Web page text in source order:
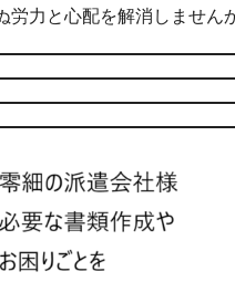
力と心配を解消しません